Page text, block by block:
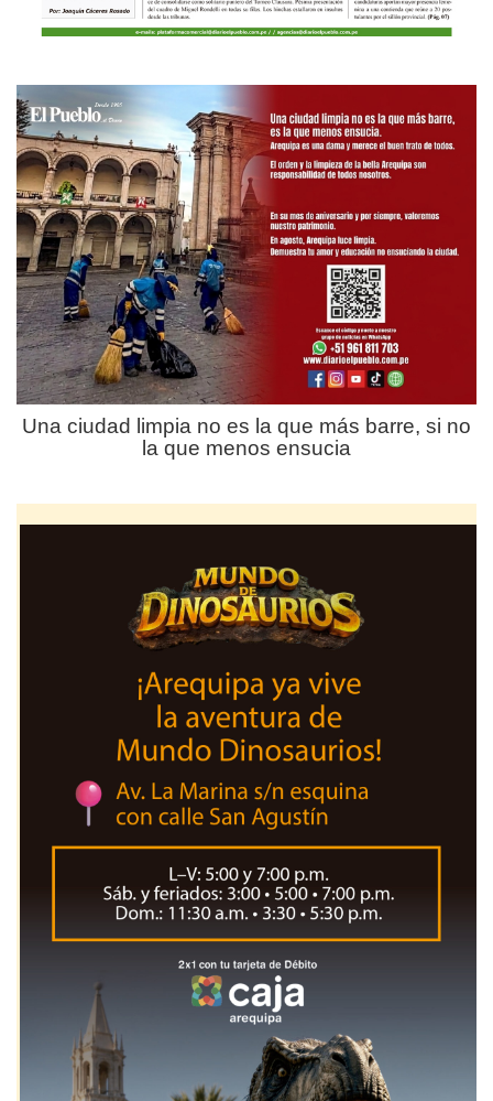
Una ciudad limpia no es la que más barre, si no
la que menos ensucia